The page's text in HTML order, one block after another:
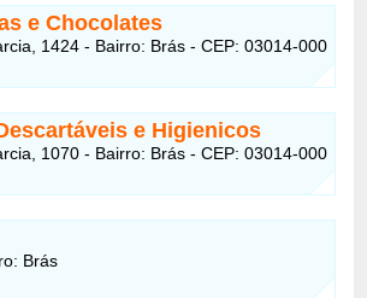
e Chocolates
1424 - Bairro: Brás - CEP: 03014-000
e Higienicos
1070 - Bairro: Brás - CEP: 03014-000
Brás